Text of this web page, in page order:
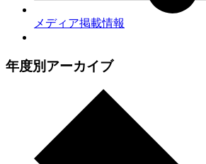
メディア掲載情報
年度別アーカイブ